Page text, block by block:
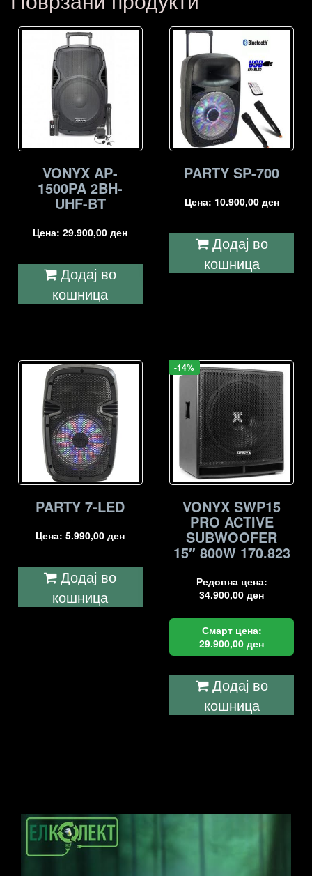
VONYX AP-
1500PA 2BH-
UHF-BT
Цена:29.900,00ден
Додај во
кошница
PARTY SP-700
Цена: 10.900,00 ден
Додај во
кошница
PARTY 7-LED
Цена:5.990,00ден
Додај во
кошница
-14%
VONYX SWP15
PRO ACTIVE
SUBWOOFER
15″ 800W 170.823
Редовна цена:
34.900,00ден
Смарт цена:
29.900,00ден
Додај во
кошница